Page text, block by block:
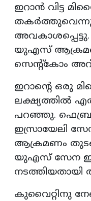
ഇറാൻ വിട്ട
അവകാശപ്പെട്ടു.
യുഎസ്
സെന്റ്‌കോം
ഇറാന്റെ ഒരു
ലക്ഷ്യത്തിൽ
പറഞ്ഞു.
ഇസ്രായേലി
ആക്രമണം
യുഎസ് സേന
കുവൈറ്റിനു